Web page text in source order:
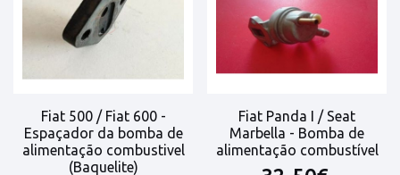
Fiat 500 / Fiat 600 -
Espaçador da bomba de
alimentação combustivel
(Baquelite)
Fiat Panda I / Seat
Marbella - Bomba de
alimentação combustível